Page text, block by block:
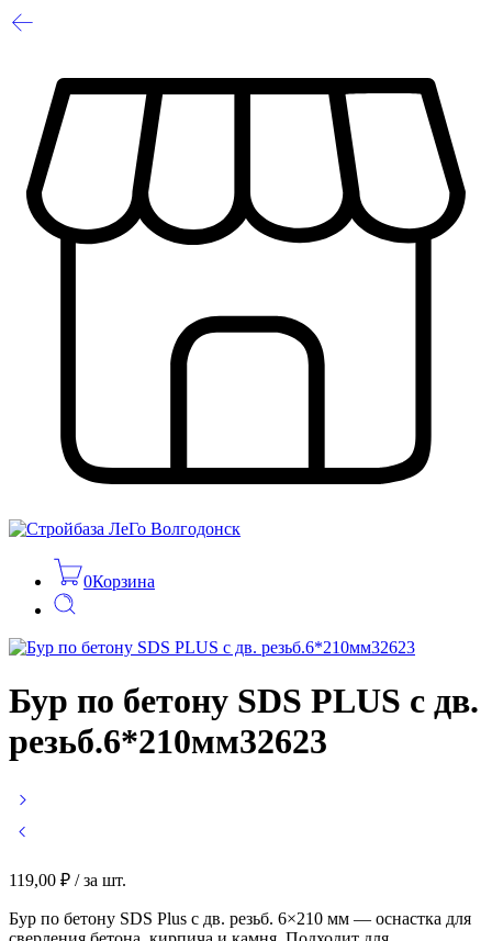
0Корзина
Бур по бетону SDS PLUS с дв.
резьб.6*210мм32623
119,00 ₽ / за шт.
Бур по бетону SDS Plus с дв. резьб. 6×210 мм — оснастка для